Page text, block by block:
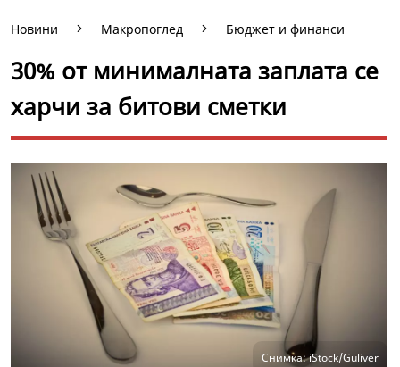
Новини Макропоглед Бюджет и финанси
30% от минималната заплата се
харчи за битови сметки
Снимка: iStock/Guliver